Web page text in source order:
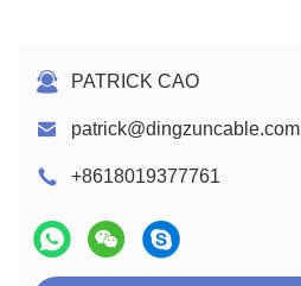
PATRICK CAO
patrick@dingzuncable.com
+8618019377761